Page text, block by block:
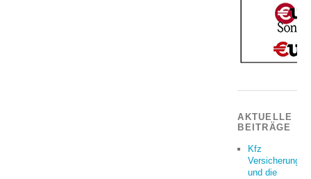
AKTUELLE
BEITRÄGE
Kfz
Versicherung
und die